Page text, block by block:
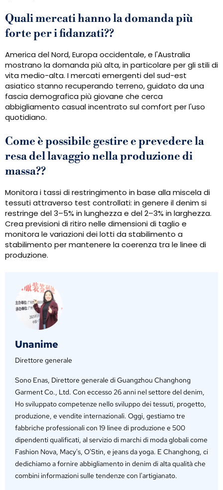
Quali mercati hanno la domanda più
forte per i fidanzati??
America del Nord, Europa occidentale, e l'Australia
mostrano la domanda più alta, in particolare per gli stili di
vita medio-alta. I mercati emergenti del sud-est
asiatico stanno recuperando terreno, guidato da una
fascia demografica più giovane che cerca
abbigliamento casual incentrato sul comfort per l'uso
quotidiano.
Come è possibile gestire e prevedere la
resa del lavaggio nella produzione di
massa??
Monitora i tassi di restringimento in base alla miscela di
tessuti attraverso test controllati: in genere il denim si
restringe del 3–5% in lunghezza e del 2–3% in larghezza.
Crea previsioni di ritiro nelle dimensioni di taglio e
monitora le variazioni dei lotti da stabilimento a
stabilimento per mantenere la coerenza tra le linee di
produzione.
Unanime
Direttore generale
Sono Enas, Direttore generale di Guangzhou Changhong
Garment Co., Ltd. Con eccesso 26 anni nel settore del denim,
Ho sviluppato competenze nello sviluppo dei tessuti, progetto,
produzione, e vendite internazionali. Oggi, gestiamo tre
fabbriche professionali con 19 linee di produzione e 500
dipendenti qualificati, al servizio di marchi di moda globali come
Fashion Nova, Macy's, O'Stin, e jeans da yoga. E Changhong, ci
dedichiamo a fornire abbigliamento in denim di alta qualità che
combini informazioni sulle tendenze con l'artigianato.